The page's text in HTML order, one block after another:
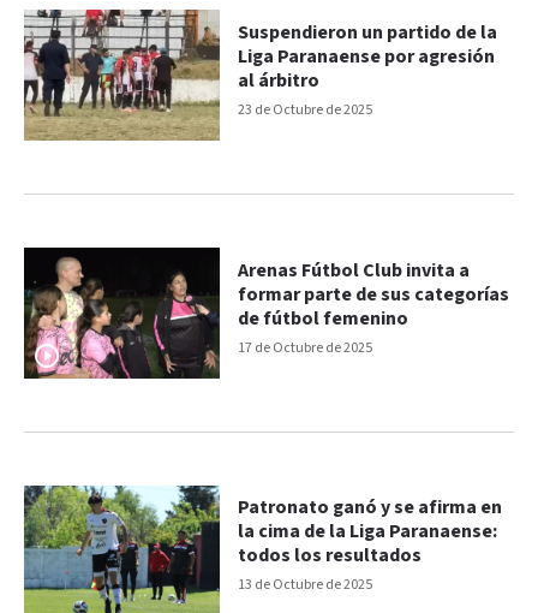
23 de Octubre de 2025
Suspendieron un partido de la
Liga Paranaense por agresión
al árbitro
17 de Octubre de 2025
Arenas Fútbol Club invita a
formar parte de sus categorías
de fútbol femenino
13 de Octubre de 2025
Patronato ganó y se afirma en
la cima de la Liga Paranaense:
todos los resultados